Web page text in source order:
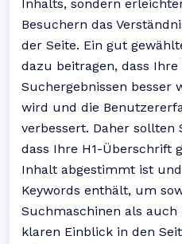
Inhalts, sondern
Besuchern das
der Seite. Ein gut
dazu beitragen, dass Ihre
Suchergebnissen besser
wird und die
verbessert. Daher sollten
dass Ihre H1-Überschrift
Inhalt abgestimmt ist
Keywords enthält, um
Suchmaschinen als auch
klaren Einblick in den